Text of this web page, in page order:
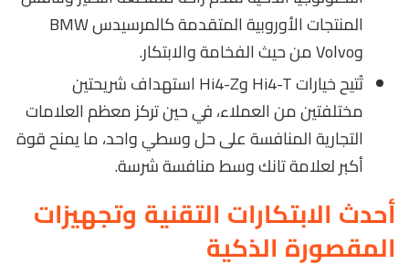
المنتجات الأوروبية المتقدمة كالمرسيدس BMW
وVolvo من حيث الفخامة والابتكار.
تُتيح خيارات Hi4-T وHi4-Z استهداف شريحتين
مختلفتين من العملاء، في حين تركز معظم العلامات
التجارية المنافسة على حل وسطي واحد، ما يمنح قوة
أكبر لعلامة تانك وسط منافسة شرسة.
أحدث الابتكارات التقنية وتجهيزات
المقصورة الذكية